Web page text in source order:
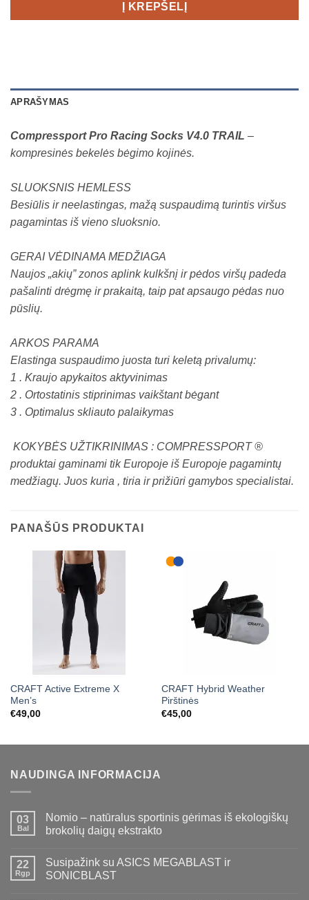
Į KREPŠELĮ
APRAŠYMAS
Compressport Pro Racing Socks V4.0 TRAIL –
kompresinės bekelės bėgimo kojinės.
SLUOKSNIS HEMLESS
Besiūlis ir neelastingas, mažą suspaudimą turintis viršus
pagamintas iš vieno sluoksnio.
GERAI VĖDINAMA MEDŽIAGA
Naujos „akių” zonos aplink kulkšnį ir pėdos viršų padeda
pašalinti drėgmę ir prakaitą, taip pat apsaugo pėdas nuo
pūslių.
ARKOS PARAMA
Elastinga suspaudimo juosta turi keletą privalumų:
1 . Kraujo apykaitos aktyvinimas
2 . Ortostatinis stiprinimas vaikštant bėgant
3 . Optimalus skliauto palaikymas
KOKYBĖS UŽTIKRINIMAS : COMPRESSPORT ®
produktai gaminami tik Europoje iš Europoje pagamintų
medžiagų. Juos kuria , tiria ir prižiūri gamybos specialistai.
PANAŠŪS PRODUKTAI
CRAFT Active Extreme X
Men’s
€49,00
CRAFT Hybrid Weather
Pirštinės
€45,00
NAUDINGA INFORMACIJA
03
Bal
Nomio – natūralus sportinis gėrimas iš ekologiškų
brokolių daigų ekstrakto
22
Rgp
Susipažink su ASICS MEGABLAST ir
SONICBLAST